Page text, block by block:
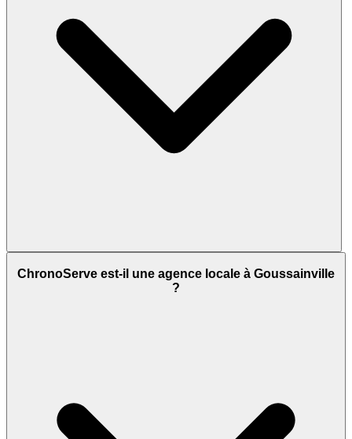
ChronoServe est-il une agence locale à Goussainville
?